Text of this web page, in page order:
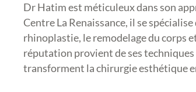
Dr Hatim est méticuleux dans son
Centre La Renaissance, il se
rhinoplastie, le remodelage du corps
réputation provient de ses
transforment la chirurgie esthétique